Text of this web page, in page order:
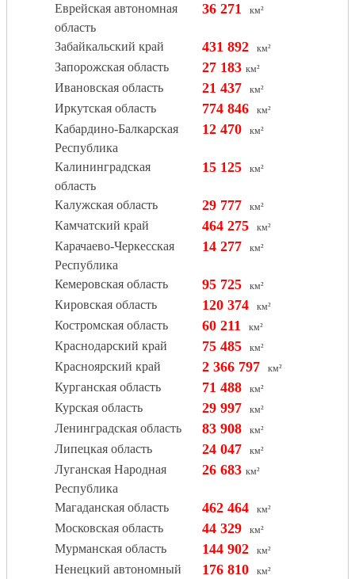
Еврейская автономная
область
36 271 км²
Забайкальский край 431 892 км²
Запорожская область 27 183 км²
Ивановская область 21 437 км²
Иркутская область 774 846 км²
Кабардино-Балкарская
Республика
12 470 км²
Калининградская
область
15 125 км²
Калужская область 29 777 км²
Камчатский край 464 275 км²
Карачаево-Черкесская
Республика
14 277 км²
Кемеровская область 95 725 км²
Кировская область 120 374 км²
Костромская область 60 211 км²
Краснодарский край 75 485 км²
Красноярский край 2 366 797 км²
Курганская область 71 488 км²
Курская область 29 997 км²
Ленинградская область 83 908 км²
Липецкая область 24 047 км²
Луганская Народная
Республика
26 683 км²
Магаданская область 462 464 км²
Московская область 44 329 км²
Мурманская область 144 902 км²
Ненецкий автономный
176 810 км²